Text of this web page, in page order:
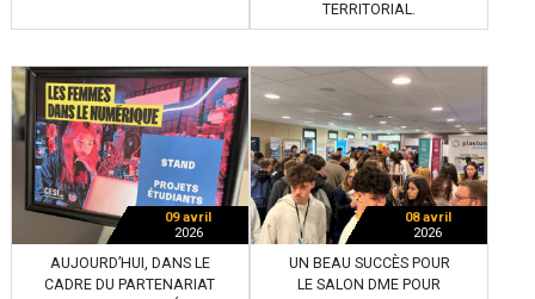
TERRITORIAL.
09 avril
2026
AUJOURD’HUI, DANS LE
CADRE DU PARTENARIAT
08 avril
2026
UN BEAU SUCCÈS POUR
LE SALON DME POUR